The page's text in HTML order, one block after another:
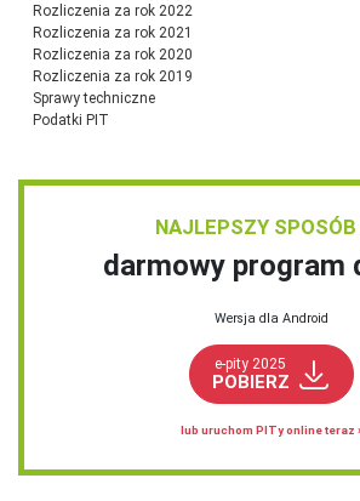
Rozliczenia za rok 2022
Rozliczenia za rok 2021
Rozliczenia za rok 2020
Rozliczenia za rok 2019
Sprawy techniczne
Podatki PIT
NAJLEPSZY SPOSÓB
darmowy program
Wersja dla Android
e-pity 2025
POBIERZ
lub uruchom PITy online teraz